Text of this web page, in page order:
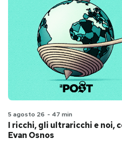
5 agosto 26 - 47 min
I ricchi, gli ultraricchi e noi,
Evan Osnos